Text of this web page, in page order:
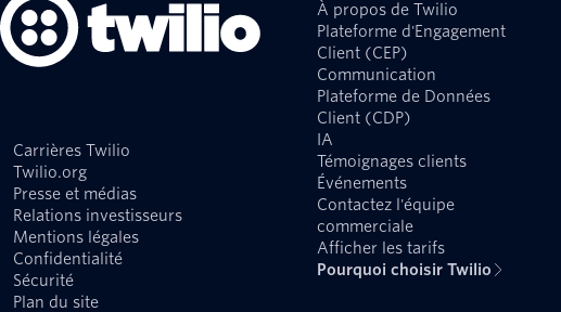
Carrières Twilio
Twilio.org
Presse et médias
Relations investisseurs
Mentions légales
Confidentialité
Sécurité
Plan du site
À propos de Twilio
Plateforme d'Engagement
Client (CEP)
Communication
Plateforme de Données
Client (CDP)
IA
Témoignages clients
Événements
Contactez l'équipe
commerciale
Afficher les tarifs
Pourquoi choisir Twilio